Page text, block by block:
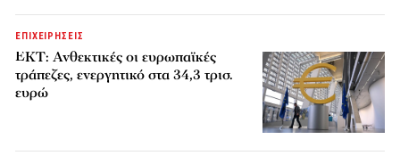
ΕΠΙΧΕΙΡΗΣΕΙΣ
ΕΚΤ: Ανθεκτικές οι ευρωπαϊκές
τράπεζες, ενεργητικό στα 34,3 τρισ.
ευρώ